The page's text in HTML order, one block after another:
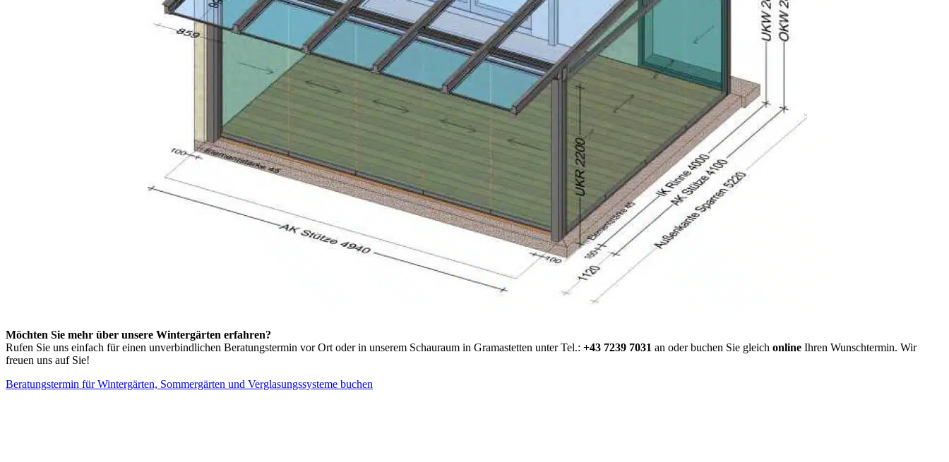
Möchten Sie mehr über unsere Wintergärten erfahren?
Rufen Sie uns einfach für einen unverbindlichen Beratungstermin vor Ort oder in unserem Schauraum in Gramastetten unter Tel.: +43 7239 7031 an oder buchen Sie gleich online Ihren Wunschtermin. Wir
freuen uns auf Sie!
Beratungstermin für Wintergärten, Sommergärten und Verglasungssysteme buchen